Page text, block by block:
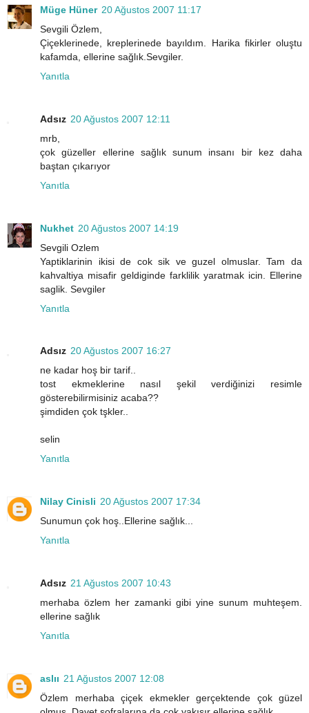
Müge Hüner 20 Ağustos 2007 11:17
Sevgili Özlem,
Çiçeklerinede, kreplerinede bayıldım. Harika fikirler oluştu
kafamda, ellerine sağlık.Sevgiler.
Yanıtla
Adsız 20 Ağustos 2007 12:11
mrb,
çok güzeller ellerine sağlık sunum insanı bir kez daha
baştan çıkarıyor
Yanıtla
Nukhet 20 Ağustos 2007 14:19
Sevgili Ozlem
Yaptiklarinin ikisi de cok sik ve guzel olmuslar. Tam da
kahvaltiya misafir geldiginde farklilik yaratmak icin. Ellerine
saglik. Sevgiler
Yanıtla
Adsız 20 Ağustos 2007 16:27
ne kadar hoş bir tarif..
tost ekmeklerine nasıl şekil verdiğinizi resimle
gösterebilirmisiniz acaba??
şimdiden çok tşkler..
selin
Yanıtla
Nilay Cinisli 20 Ağustos 2007 17:34
Sunumun çok hoş..Ellerine sağlık...
Yanıtla
Adsız 21 Ağustos 2007 10:43
merhaba özlem her zamanki gibi yine sunum muhteşem.
ellerine sağlık
Yanıtla
aslıı 21 Ağustos 2007 12:08
Özlem merhaba çiçek ekmekler gerçektende çok güzel